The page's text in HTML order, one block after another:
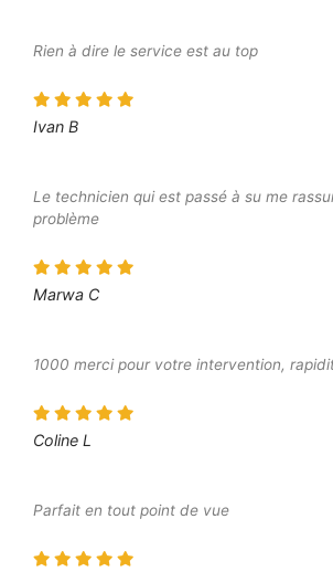
Rien à dire le service est au top
Ivan B
Le technicien qui est passé à su me
problème
Marwa C
1000 merci pour votre intervention,
Coline L
Parfait en tout point de vue